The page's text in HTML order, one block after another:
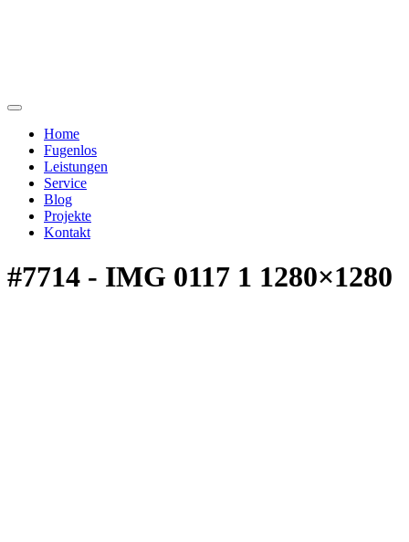
Home
Fugenlos
Leistungen
Service
Blog
Projekte
Kontakt
#7714 - IMG 0117 1 1280×1280